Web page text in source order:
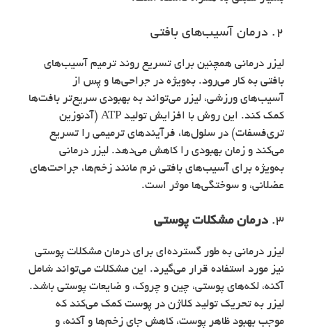
2. درمان آسیب‌های بافتی
لیزر درمانی همچنین برای تسریع روند ترمیم آسیب‌های
بافتی به کار می‌رود. به‌ویژه در جراحی‌ها و پس از
آسیب‌های ورزشی، لیزر می‌تواند به بهبودی سریع‌تر بافت‌ها
کمک کند. این روش با افزایش تولید ATP (آدنوزین
تری‌فسفات) در سلول‌ها، فرآیندهای ترمیمی را تسریع
می‌کند و زمان بهبودی را کاهش می‌دهد. لیزر درمانی
به‌ویژه برای آسیب‌های بافتی نرم مانند زخم‌ها، جراحت‌های
عضلانی، و سوختگی‌ها موثر است.
3. درمان مشکلات پوستی
لیزر درمانی به طور گسترده‌ای برای درمان مشکلات پوستی
نیز مورد استفاده قرار می‌گیرد. این مشکلات می‌تواند شامل
آکنه، لکه‌های پوستی، چین و چروک، و ضایعات پوستی باشد.
لیزر به تحریک تولید کلاژن در پوست کمک می‌کند که
موجب بهبود ظاهر پوست، کاهش جای زخم‌ها و آکنه، و